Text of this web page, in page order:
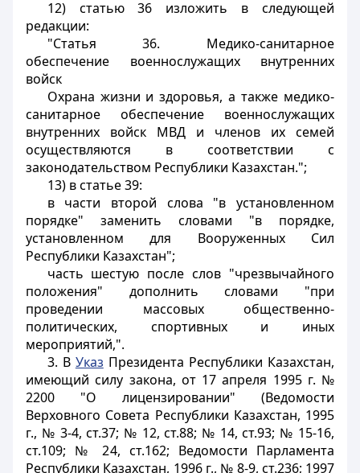
12) статью 36 изложить в следующей
редакции:
"Статья 36. Медико-санитарное
обеспечение военнослужащих внутренних
войск
Охрана жизни и здоровья, а также медико-
санитарное обеспечение военнослужащих
внутренних войск МВД и членов их семей
осуществляются в соответствии с
законодательством Республики Казахстан.";
13) в статье 39:
в части второй слова "в установленном
порядке" заменить словами "в порядке,
установленном для Вооруженных Сил
Республики Казахстан";
часть шестую после слов "чрезвычайного
положения" дополнить словами "при
проведении массовых общественно-
политических, спортивных и иных
мероприятий,".
3. В Указ Президента Республики Казахстан,
имеющий силу закона, от 17 апреля 1995 г. №
2200 "О лицензировании" (Ведомости
Верховного Совета Республики Казахстан, 1995
г., № 3-4, ст.37; № 12, ст.88; № 14, ст.93; № 15-16,
ст.109; № 24, ст.162; Ведомости Парламента
Республики Казахстан, 1996 г., № 8-9, ст.236; 1997